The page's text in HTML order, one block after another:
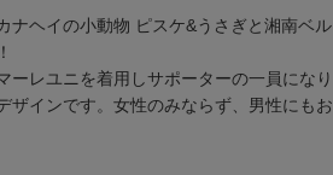
ナヘイの小動物 ピスケ&うさぎと湘南ベル
ーレユニを着用しサポーターの一員になり
ザインです。女性のみならず、男性にもお